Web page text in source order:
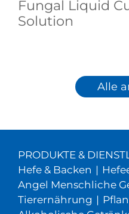
Fungal Liquid
Solution
Alle
PRODUKTE &
Hefe & Backen |
Angel Menschliche
Tierernährung |